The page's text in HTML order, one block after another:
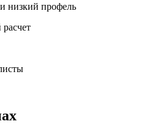
низкий профель